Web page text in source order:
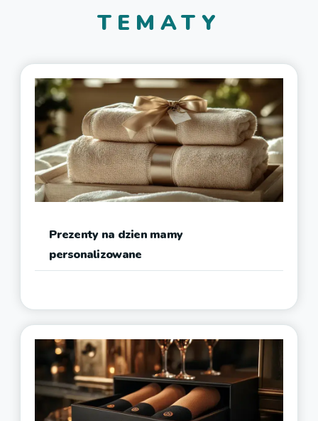
TEMATY
Prezenty na dzien mamy
personalizowane